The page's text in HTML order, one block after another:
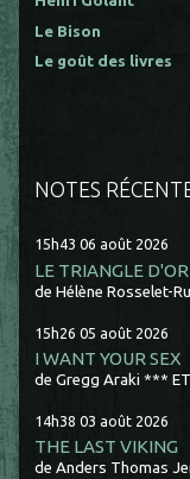
Le Bison
Le goût des livres
NOTES
15h43 06 août 2026
LE TRIANGLE D'OR
de Hélène Rosselet-
15h26 05 août 2026
I WANT YOUR SEX
de Gregg Araki ***
14h38 03 août 2026
THE LAST VIKING
de Anders Thomas